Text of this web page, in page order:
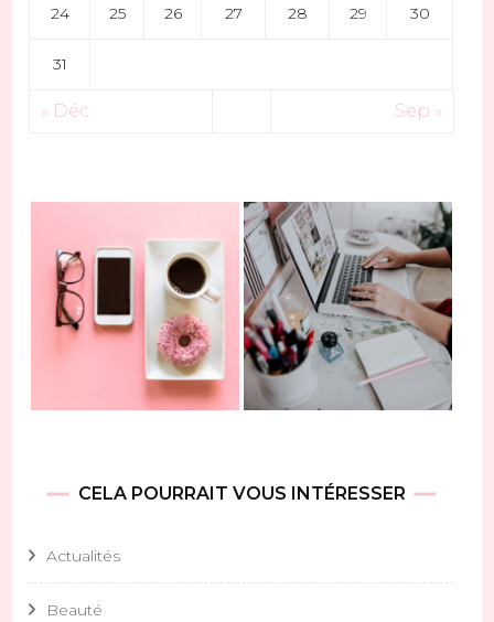
24 25 26 27 28 29 30
31
« Déc Sep »
CELA POURRAIT VOUS INTÉRESSER
Actualités
Beauté